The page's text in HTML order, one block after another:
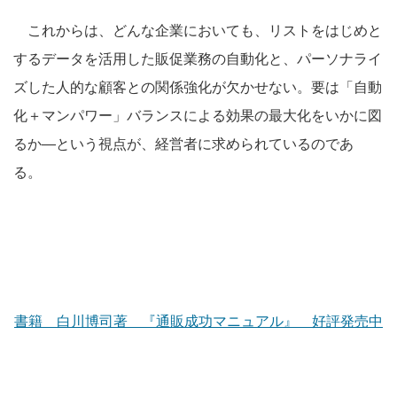
これからは、どんな企業においても、リストをはじめと
するデータを活用した販促業務の自動化と、パーソナライ
ズした人的な顧客との関係強化が欠かせない。要は「自動
化＋マンパワー」バランスによる効果の最大化をいかに図
るか―という視点が、経営者に求められているのであ
る。
書籍 白川博司著 『通販成功マニュアル』 好評発売中